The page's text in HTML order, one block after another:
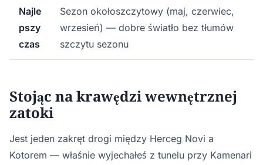
Najle
pszy
czas
Sezon okołoszczytowy (maj, czerwiec,
wrzesień) — dobre światło bez tłumów
szczytu sezonu
Stojąc na krawędzi wewnętrznej
zatoki
Jest jeden zakręt drogi między Herceg Novi a
Kotorem — właśnie wyjechałeś z tunelu przy Kamenari